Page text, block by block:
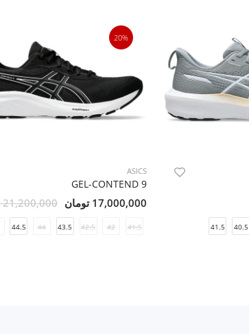
40.5
41.5
20%
ASICS
GEL-CONTEND 9
17,000,000 تومان 21,200,000 تومان
41.5
42
42.5
43.5
44
44.5